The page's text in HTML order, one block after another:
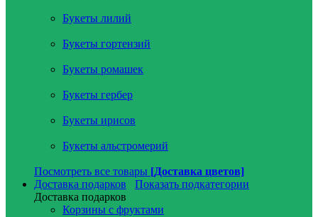
Букеты лилий
Букеты гортензий
Букеты ромашек
Букеты гербер
Букеты ирисов
Букеты альстромерий
Посмотреть все товары [Доставка цветов]
Доставка подарков
Показать подкатегории
Доставка подарков
Корзины с фруктами